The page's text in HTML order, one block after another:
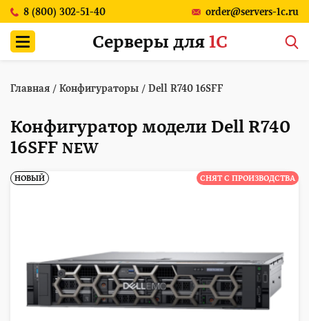
8 (800) 302-51-40 order@servers-1c.ru
Серверы для 1С
Главная / Конфигураторы / Dell R740 16SFF
Конфигуратор модели Dell R740
16SFF NEW
НОВЫЙ СНЯТ С ПРОИЗВОДСТВА